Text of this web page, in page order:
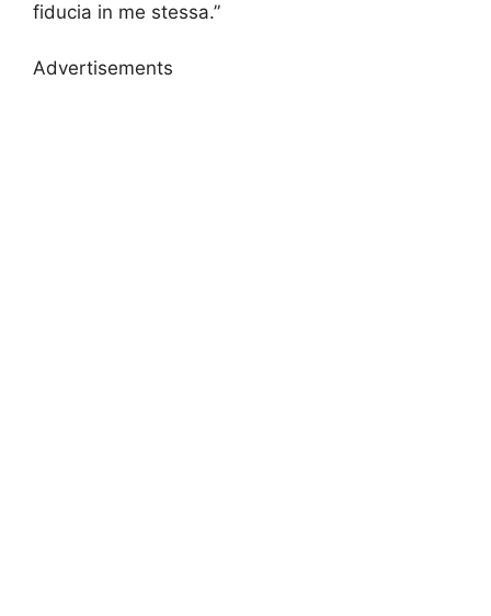
fiducia in me stessa.”
Advertisements